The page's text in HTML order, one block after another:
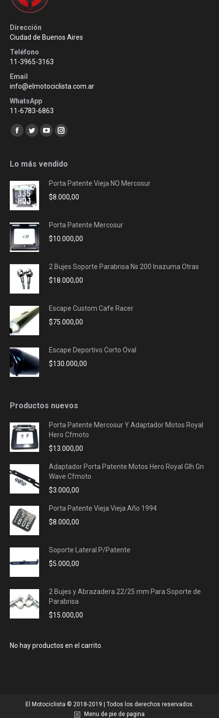
Dirección
Ciudad de Buenos Aires
Teléfono
11-3965-3163
Email
info@elmotociclista.com.ar
WhatsApp
11-6783-6863
Encuéntranos en:
Facebook
opens
new
window
Twitter
opens
new
window
YouTube
opens
new
window
Instagram
opens
new
window
Lo más vendido
Porta Patente Vieja NO Mercosur
$8.000,00
Porta Patente Mercosur
$10.000,00
2 Bujes Soporte Parabrisa Ns 200 Inazuma Otras
$18.000,00
Escape Custom Cafe Racer
$75.000,00
Escape Deportivo Corto Oval
$130.000,00
Productos nuevos
Porta Patente Mercosur Y Adaptador Motos Royal
Hero Cfmoto
$13.000,00
Adaptador Porta Patente Motos Hero Royal Glh Gn
Wave Cfmoto
$3.000,00
Porta Patente Vieja Vieja Año 1994
$8.000,00
Soporte Lateral P/Patente
$5.000,00
2 Bujes y Abrazadera 22/25 mm Para Soporte de
Parabrisa
$15.000,00
No hay productos en el carrito.
El Motociclista © 2018-2019 | Todos los derechos reservados.
Menu de pie de pagina